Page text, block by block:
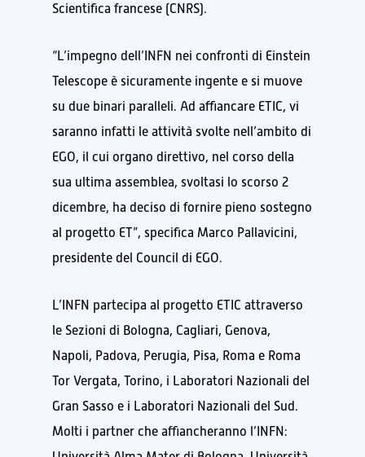
Scientifica francese (CNRS).
“L’impegno dell’INFN nei confronti di Einstein
Telescope è sicuramente ingente e si muove
su due binari paralleli. Ad affiancare ETIC, vi
saranno infatti le attività svolte nell’ambito di
EGO, il cui organo direttivo, nel corso della
sua ultima assemblea, svoltasi lo scorso 2
dicembre, ha deciso di fornire pieno sostegno
al progetto ET”, specifica Marco Pallavicini,
presidente del Council di EGO.
L’INFN partecipa al progetto ETIC attraverso
le Sezioni di Bologna, Cagliari, Genova,
Napoli, Padova, Perugia, Pisa, Roma e Roma
Tor Vergata, Torino, i Laboratori Nazionali del
Gran Sasso e i Laboratori Nazionali del Sud.
Molti i partner che affiancheranno l’INFN: